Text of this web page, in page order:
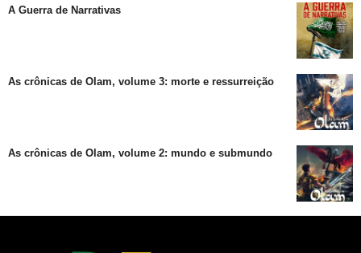
A Guerra de Narrativas
As crônicas de Olam, volume 3: morte e ressurreição
As crônicas de Olam, volume 2: mundo e submundo